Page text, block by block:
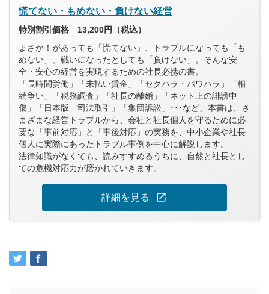
慌てない・もめない・負けない経営
特別割引価格 13,200円（税込）
まさか！があっても「慌てない」、トラブルになっても「も
めない」、戦いになったとしても「負けない」。そんな安
全・安心の経営を実現するための社長必携の書。
「長時間労働」「未払い賃金」「セクハラ・パワハラ」「相
続争い」「税務調査」「社長の離婚」「ネット上の誹謗中
傷」「日本版 司法取引」「集団訴訟」･･･など、本書は、さ
まざまな経営トラブルから、会社と社長個人を守るために必
要な「事前対応」と「事後対応」の実務を、中小企業や社長
個人に実際にあったトラブル事例を中心に解説します。
法律知識がなくても、読みすすめるうちに、自然と社長とし
ての危機対応力が磨かれていきます。
詳細を見る open_in_new